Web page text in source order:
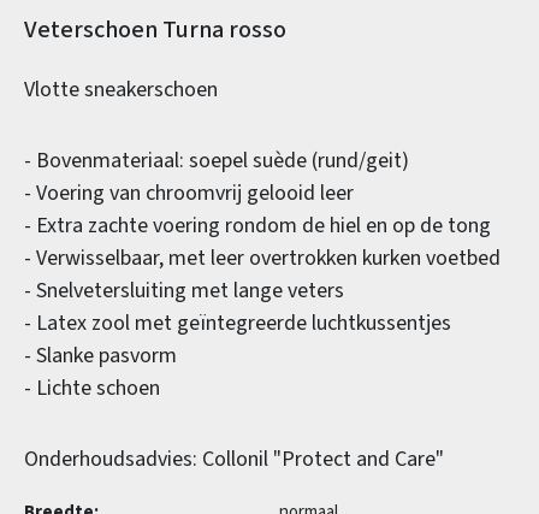
Productinformatie
Veterschoen Turna rosso
Vlotte sneakerschoen
- Bovenmateriaal: soepel suède (rund/geit)
- Voering van chroomvrij gelooid leer
- Extra zachte voering rondom de hiel en op de tong
- Verwisselbaar, met leer overtrokken kurken voetbed
- Snelvetersluiting met lange veters
- Latex zool met geïntegreerde luchtkussentjes
- Slanke pasvorm
- Lichte schoen
Onderhoudsadvies: Collonil "Protect and Care"